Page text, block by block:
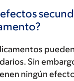
Sin
ningún